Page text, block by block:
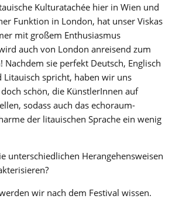
Kulturatachée hier in Wien und
Funktion in London, hat unser Viskas
mit großem Enthusiasmus
auch von London anreisend zum
Nachdem sie perfekt Deutsch, Englisch
Litauisch spricht, haben wir uns
schön, die KünstlerInnen auf
sodass auch das echoraum-
der litauischen Sprache ein wenig
unterschiedlichen Herangehensweisen
wir nach dem Festival wissen.